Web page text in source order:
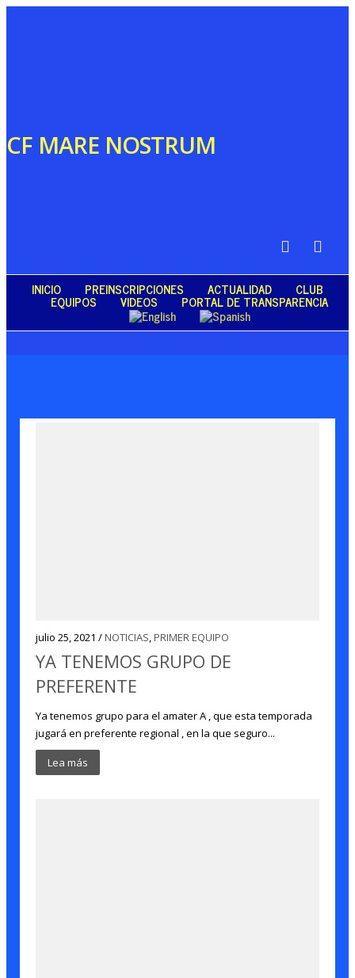
CF MARE NOSTRUM
INICIO PREINSCRIPCIONES ACTUALIDAD CLUB
EQUIPOS VIDEOS PORTAL DE TRANSPARENCIA
julio 25, 2021 /NOTICIAS,PRIMER EQUIPO
YA TENEMOS GRUPO DE
PREFERENTE
Ya tenemos grupo para el amater A , que esta temporada
jugará en preferente regional , en la que seguro...
Lea más